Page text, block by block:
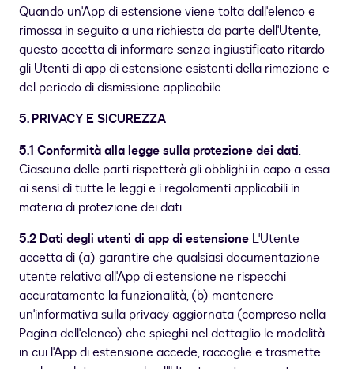
Quando un'App di estensione viene tolta dall'elenco e
rimossa in seguito a una richiesta da parte dell'Utente,
questo accetta di informare senza ingiustificato ritardo
gli Utenti di app di estensione esistenti della rimozione e
del periodo di dismissione applicabile.
5. PRIVACY E SICUREZZA
5.1 Conformità alla legge sulla protezione dei dati.
Ciascuna delle parti rispetterà gli obblighi in capo a essa
ai sensi di tutte le leggi e i regolamenti applicabili in
materia di protezione dei dati.
5.2 Dati degli utenti di app di estensione L'Utente
accetta di (a) garantire che qualsiasi documentazione
utente relativa all'App di estensione ne rispecchi
accuratamente la funzionalità, (b) mantenere
un'informativa sulla privacy aggiornata (compreso nella
Pagina dell'elenco) che spieghi nel dettaglio le modalità
in cui l'App di estensione accede, raccoglie e trasmette